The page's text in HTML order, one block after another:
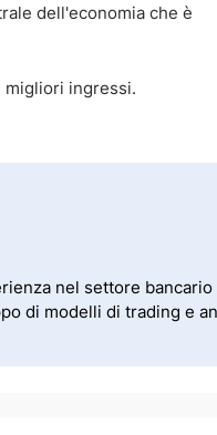
dell'economia che è
migliori ingressi.
nel settore
di modelli di trading e